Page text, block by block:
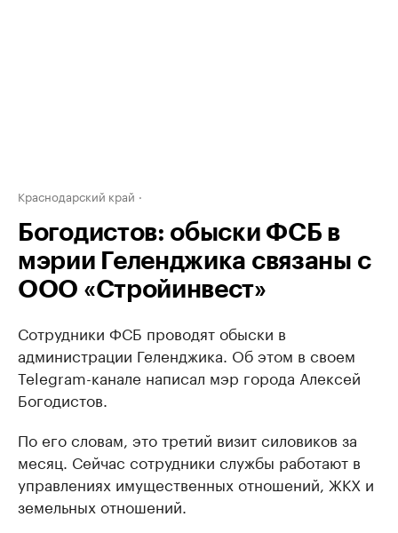
Краснодарский край
Богодистов: обыски ФСБ в
мэрии Геленджика связаны с
ООО «Стройинвест»
Сотрудники ФСБ проводят обыски в
администрации Геленджика. Об этом в своем
Telegram-канале написал мэр города Алексей
Богодистов.
По его словам, это третий визит силовиков за
месяц. Сейчас сотрудники службы работают в
управлениях имущественных отношений, ЖКХ и
земельных отношений.